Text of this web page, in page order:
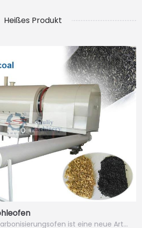
Heißes Produkt
ist eine neue Art…